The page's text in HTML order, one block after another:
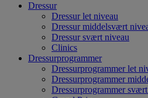
Dressur
Dressur let niveau
Dressur middelsvært
Dressur svært niveau
Clinics
Dressurprogrammer
Dressurprogrammer let
Dressurprogrammer
Dressurprogrammer